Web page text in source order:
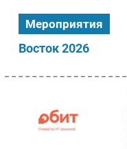
Интернет
Мобильная связь
Фиксированная связь
Маркетинг
Торговые сети
Мероприятия
Восток 2026